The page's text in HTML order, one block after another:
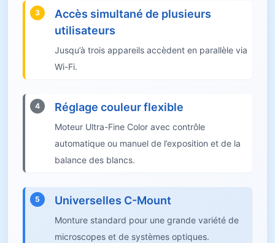
3
Accès simultané de plusieurs
utilisateurs
Jusqu’à trois appareils accèdent en parallèle via
Wi-Fi.
4 Réglage couleur flexible
Moteur Ultra-Fine Color avec contrôle
automatique ou manuel de l’exposition et de la
balance des blancs.
5 Universelles C-Mount
Monture standard pour une grande variété de
microscopes et de systèmes optiques.